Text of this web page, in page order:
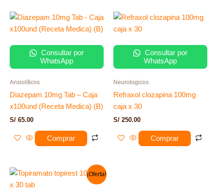
Consultar por
WhatsApp
Ansiolíticos
Diazepam 10mg Tab – Caja
x100und (Receta Medica) (B)
S/ 65.00
Comprar
Consultar por
WhatsApp
Neurologicos
Refraxol clozapina 100mg
caja x 30
S/ 250.00
Comprar
¡Oferta!
El
El